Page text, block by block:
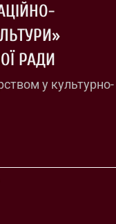
РАДИ
у культурно-